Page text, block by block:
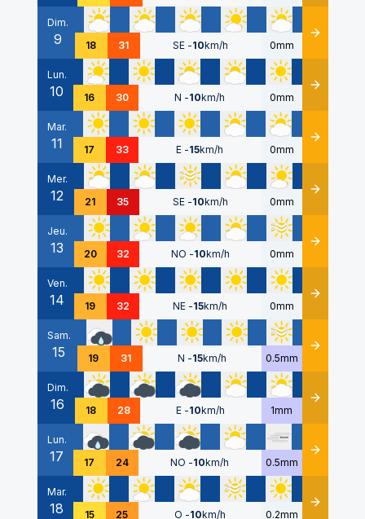
Dim.
9 18 31 SE -10km/h 0mm Détails
Lun.
10 16 30 N -10km/h 0mm Détails
Mar.
11 17 33 E -15km/h 0mm Détails
Mer.
12 21 35 SE -10km/h 0mm Détails
Jeu.
13 20 32 NO -10km/h 0mm Détails
Ven.
14 19 32 NE -15km/h 0mm Détails
Sam.
15 19 31 N -15km/h 0.5mm Détails
Dim.
16 18 28 E -10km/h 1mm Détails
Lun.
17 17 24 NO -10km/h 0.5mm Détails
Mar.
18 15 25 O -10km/h 0.2mm Détails